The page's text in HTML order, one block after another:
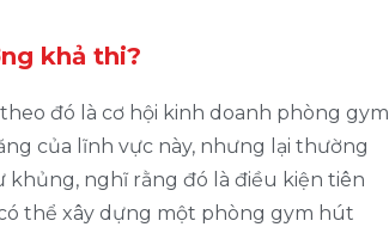
khả thi?
đó là cơ hội kinh doanh phòng gym
của lĩnh vực này, nhưng lại thường
khủng, nghĩ rằng đó là điều kiện tiên
thể xây dựng một phòng gym hút